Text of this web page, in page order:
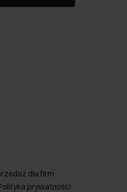
dla firm
prywatności